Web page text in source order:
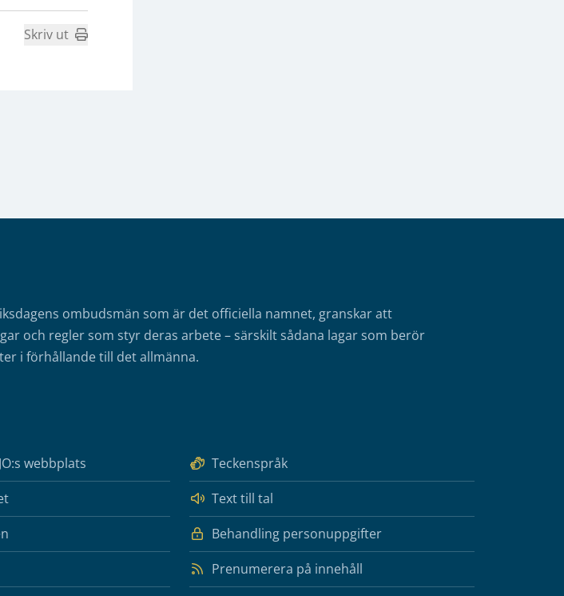
Skriv ut
ombudsmän som är det officiella namnet, granskar att
och regler som styr deras arbete – särskilt sådana lagar som berör
i förhållande till det allmänna.
webbplats
Teckenspråk
Text till tal
Behandling personuppgifter
Prenumerera på innehåll